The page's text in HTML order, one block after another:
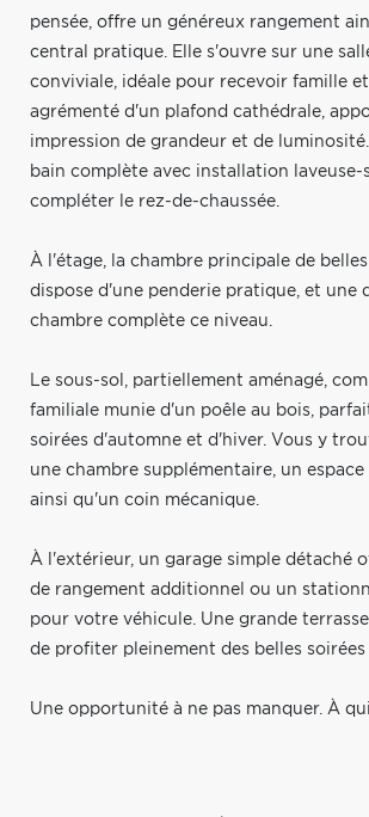
pensée, offre un généreux rangement
central pratique. Elle s'ouvre sur une
conviviale, idéale pour recevoir famille et
agrémenté d'un plafond cathédrale,
impression de grandeur et de
bain complète avec installation laveuse-
compléter le rez-de-chaussée.
À l'étage, la chambre principale de
dispose d'une penderie pratique, et une
chambre complète ce niveau.
Le sous-sol, partiellement aménagé,
familiale munie d'un poêle au bois,
soirées d'automne et d'hiver. Vous y
une chambre supplémentaire, un
ainsi qu'un coin mécanique.
À l'extérieur, un garage simple détaché
de rangement additionnel ou un
pour votre véhicule. Une grande
de profiter pleinement des belles soirées
Une opportunité à ne pas manquer. À